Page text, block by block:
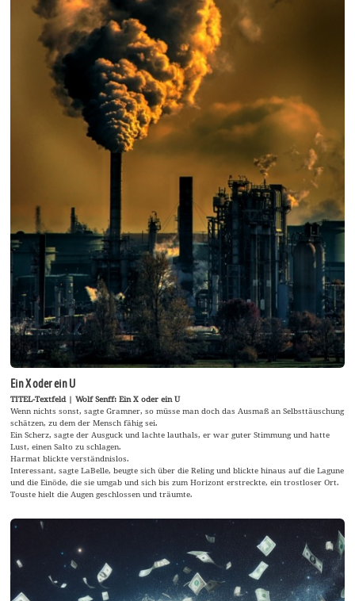
Ein X oder ein U
TITEL-Textfeld | Wolf Senff: Ein X oder ein U
Wenn nichts sonst, sagte Gramner, so müsse man doch das Ausmaß an Selbsttäuschung
schätzen, zu dem der Mensch fähig sei.
Ein Scherz, sagte der Ausguck und lachte lauthals, er war guter Stimmung und hatte
Lust, einen Salto zu schlagen.
Harmat blickte verständnislos.
Interessant, sagte LaBelle, beugte sich über die Reling und blickte hinaus auf die Lagune
und die Einöde, die sie umgab und sich bis zum Horizont erstreckte, ein trostloser Ort.
Touste hielt die Augen geschlossen und träumte.